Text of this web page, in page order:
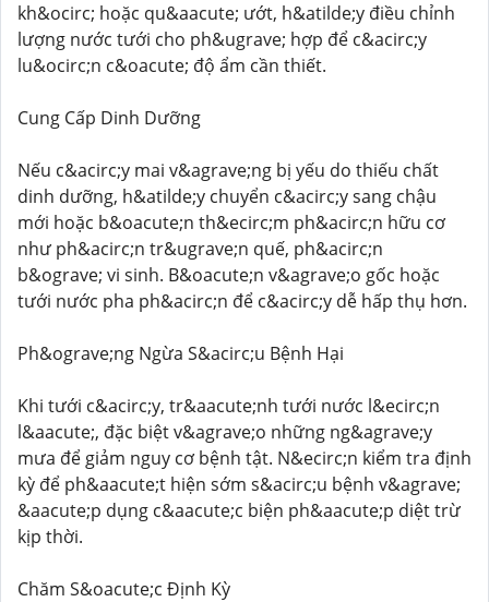
kh&ocirc; hoặc qu&aacute; ướt, h&atilde;y điều chỉnh
lượng nước tưới cho ph&ugrave; hợp để c&acirc;y
lu&ocirc;n c&oacute; độ ẩm cần thiết.
Cung Cấp Dinh Dưỡng
Nếu c&acirc;y mai v&agrave;ng bị yếu do thiếu chất
dinh dưỡng, h&atilde;y chuyển c&acirc;y sang chậu
mới hoặc b&oacute;n th&ecirc;m ph&acirc;n hữu cơ
như ph&acirc;n tr&ugrave;n quế, ph&acirc;n
b&ograve; vi sinh. B&oacute;n v&agrave;o gốc hoặc
tưới nước pha ph&acirc;n để c&acirc;y dễ hấp thụ hơn.
Ph&ograve;ng Ngừa S&acirc;u Bệnh Hại
Khi tưới c&acirc;y, tr&aacute;nh tưới nước l&ecirc;n
l&aacute;, đặc biệt v&agrave;o những ng&agrave;y
mưa để giảm nguy cơ bệnh tật. N&ecirc;n kiểm tra định
kỳ để ph&aacute;t hiện sớm s&acirc;u bệnh v&agrave;
&aacute;p dụng c&aacute;c biện ph&aacute;p diệt trừ
kịp thời.
Chăm S&oacute;c Định Kỳ